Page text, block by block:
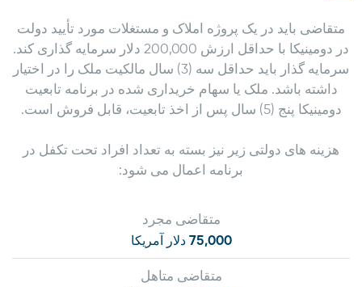
متقاضی باید در یک پروژه املاک و مستغلات مورد تأیید دولت
در دومینیکا با حداقل ارزش 200,000 دلار سرمایه گذاری کند.
سرمایه گذار باید حداقل سه (3) سال مالکیت ملک را در اختیار
داشته باشد. ملک یا سهام خریداری شده در برنامه تابعیت
دومینیکا پنج (5) سال پس از اخذ تابعیت، قابل فروش است.
هزینه های دولتی زیر نیز بسته به تعداد افراد تحت تکفل در
برنامه اعمال می شود:
متقاضی مجرد
75,000 دلار آمریکا
متقاضی متاهل